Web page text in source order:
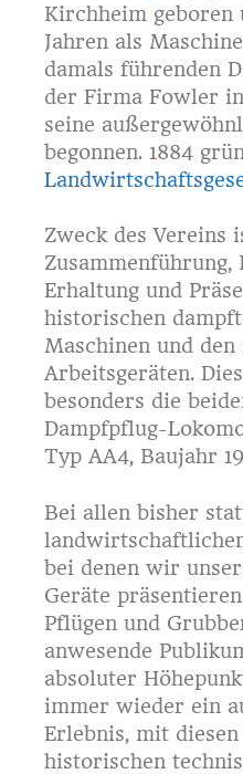
Kirchheim geboren
Jahren als
damals führenden
der Firma Fowler
seine
begonnen. 1884
Zweck des Vereins
Zusammenführung,
Erhaltung und
historischen
Maschinen und den
Arbeitsgeräten.
besonders die
Dampfpflug-
Typ AA4, Baujahr
Bei allen bisher
bei denen wir
Geräte
Pflügen und
anwesende
absoluter
immer wieder ein
Erlebnis, mit
historischen